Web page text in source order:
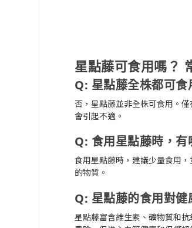
星點藤可食用嗎？
Q: 星點藤全株都可食
否，星點藤並非全株可食用。
會引起不適。
Q: 食用星點藤時，有
食用星點藤時，建議少量食用
的物質。
Q: 星點藤的食用對健
星點藤富含維生素、礦物質和